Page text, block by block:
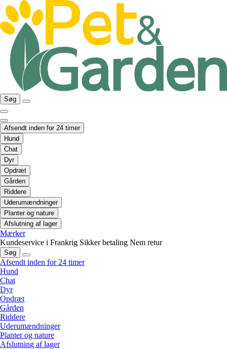
Søg
Afsendt inden for 24 timer
Hund
Chat
Dyr
Opdræt
Gården
Riddere
Uderumændninger
Planter og nature
Afslutning af lager
Mærker
Kundeservice i Frankrig Sikker betaling Nem retur
Søg
Afsendt inden for 24 timer
Hund
Chat
Dyr
Opdræt
Gården
Riddere
Uderumændninger
Planter og nature
Afslutning af lager